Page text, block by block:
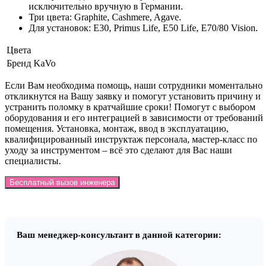
исключительно вручную в Германии.
Три цвета: Graphite, Cashmere, Agave.
Для установок: E30, Primus Life, E50 Life, E70/80 Vision.
Цвета
Бренд KaVo
Если Вам необходима помощь, наши сотрудники моментально
откликнутся на Вашу заявку и помогут установить причину и
устранить поломку в кратчайшие сроки! Помогут с выбором
оборудования и его интеграцией в зависимости от требований
помещения. Установка, монтаж, ввод в эксплуатацию,
квалифицированный инструктаж персонала, мастер-класс по
уходу за инструментом – всё это сделают для Вас наши
специалисты.
Бесплатный вызов инженера
Ваш менеджер-консультант в данной категории: